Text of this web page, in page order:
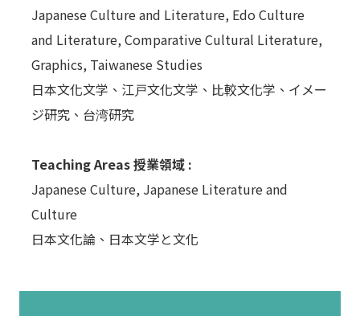
Japanese Culture and Literature, Edo Culture
and Literature, Comparative Cultural Literature,
Graphics, Taiwanese Studies
日本文化文学、江戸文化文学、比較文化学、イメー
ジ研究、台湾研究
Teaching Areas 授業領域 :
Japanese Culture, Japanese Literature and
Culture
日本文化論、日本文学と文化